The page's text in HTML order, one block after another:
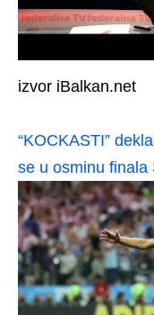
izvor iBalkan.net
“KOCKASTI”
se u osminu finala